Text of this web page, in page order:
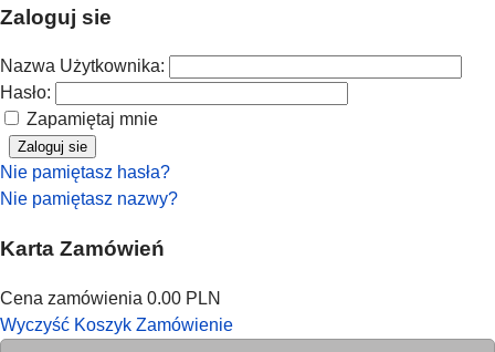
Zaloguj sie
Nazwa Użytkownika:
Hasło:
Zapamiętaj mnie
Zaloguj sie
Nie pamiętasz hasła?
Nie pamiętasz nazwy?
Karta Zamówień
Cena zamówienia 0.00 PLN
Wyczyść Koszyk Zamówienie